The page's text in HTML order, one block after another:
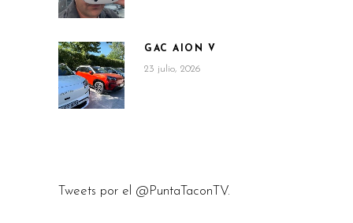
GAC AION V
23 julio, 2026
Tweets por el @PuntaTaconTV.